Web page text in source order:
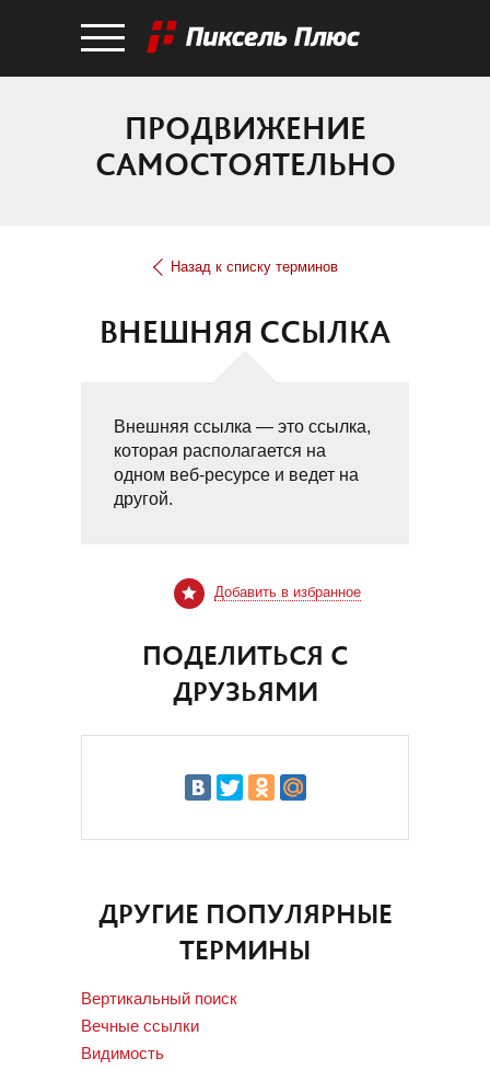
ПРОДВИЖЕНИЕ
САМОСТОЯТЕЛЬНО
Назад к списку терминов
ВНЕШНЯЯ ССЫЛКА
Внешняя ссылка — это ссылка,
которая располагается на
одном веб-ресурсе и ведет на
другой.
Добавить в избранное
ПОДЕЛИТЬСЯ С
ДРУЗЬЯМИ
ДРУГИЕ ПОПУЛЯРНЫЕ
ТЕРМИНЫ
Вертикальный поиск
Вечные ссылки
Видимость